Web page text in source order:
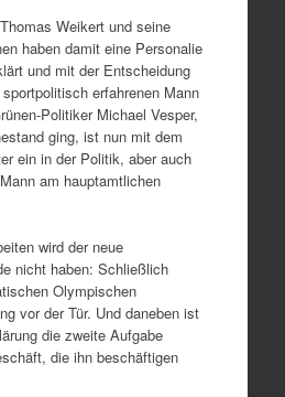
Weikert und seine
haben damit eine Personalie
und mit der Entscheidung
erfahrenen Mann
Politiker Michael Vesper,
ging, ist nun mit dem
ein in der Politik, aber auch
am hauptamtlichen
wird der neue
nicht haben: Schließlich
Olympischen
vor der Tür. Und daneben ist
die zweite Aufgabe
die ihn beschäftigen